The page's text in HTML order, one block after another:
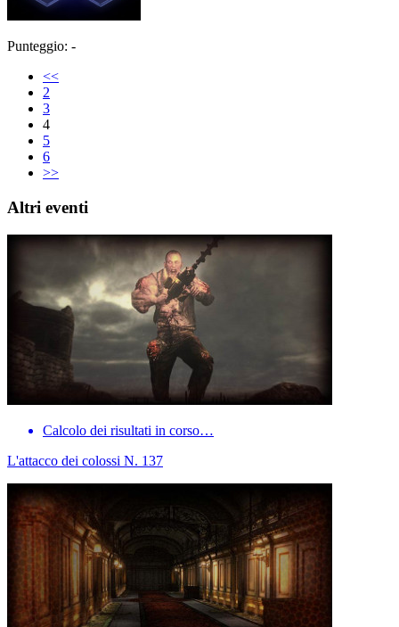
Punteggio: -
<<
2
3
4
5
6
>>
Altri eventi
Calcolo dei risultati in corso…
L'attacco dei colossi N. 137